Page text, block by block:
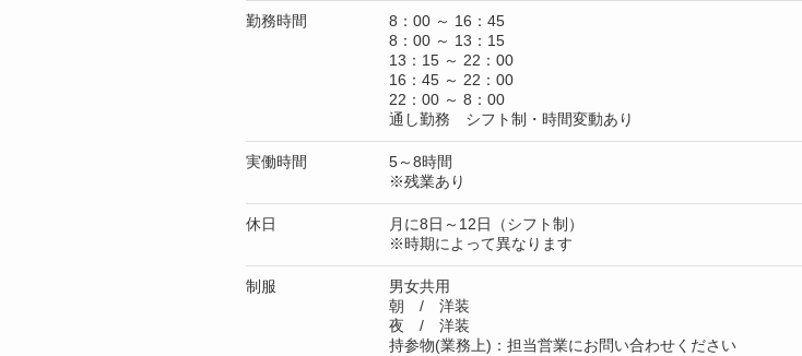
勤務時間
8：00 ～ 16：45
8：00 ～ 13：15
13：15 ～ 22：00
16：45 ～ 22：00
22：00 ～ 8：00
通し勤務 シフト制・時間変動あり
実働時間
5～8時間
※残業あり
休日
月に8日～12日（シフト制）
※時期によって異なります
制服
男女共用
朝 / 洋装
夜 / 洋装
持参物(業務上)：担当営業にお問い合わせください